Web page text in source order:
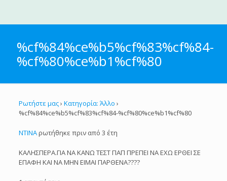
%cf%84%ce%b5%cf%83%cf%84-
%cf%80%ce%b1%cf%80
Ρωτήστε μας› Κατηγορία: Άλλο ›
%cf%84%ce%b5%cf%83%cf%84-%cf%80%ce%b1%cf%80
ΝΤΙΝΑρωτήθηκε πριν από 3 έτη
ΚΑΛΗΣΠΕΡΑ.ΓΙΑ ΝΑ ΚΑΝΩ ΤΕΣΤ ΠΑΠ ΠΡΕΠΕΙ ΝΑ ΕΧΩ ΕΡΘΕΙ ΣΕ
ΕΠΑΦΗ ΚΑΙ ΝΑ ΜΗΝ ΕΙΜΑΙ ΠΑΡΘΕΝΑ????